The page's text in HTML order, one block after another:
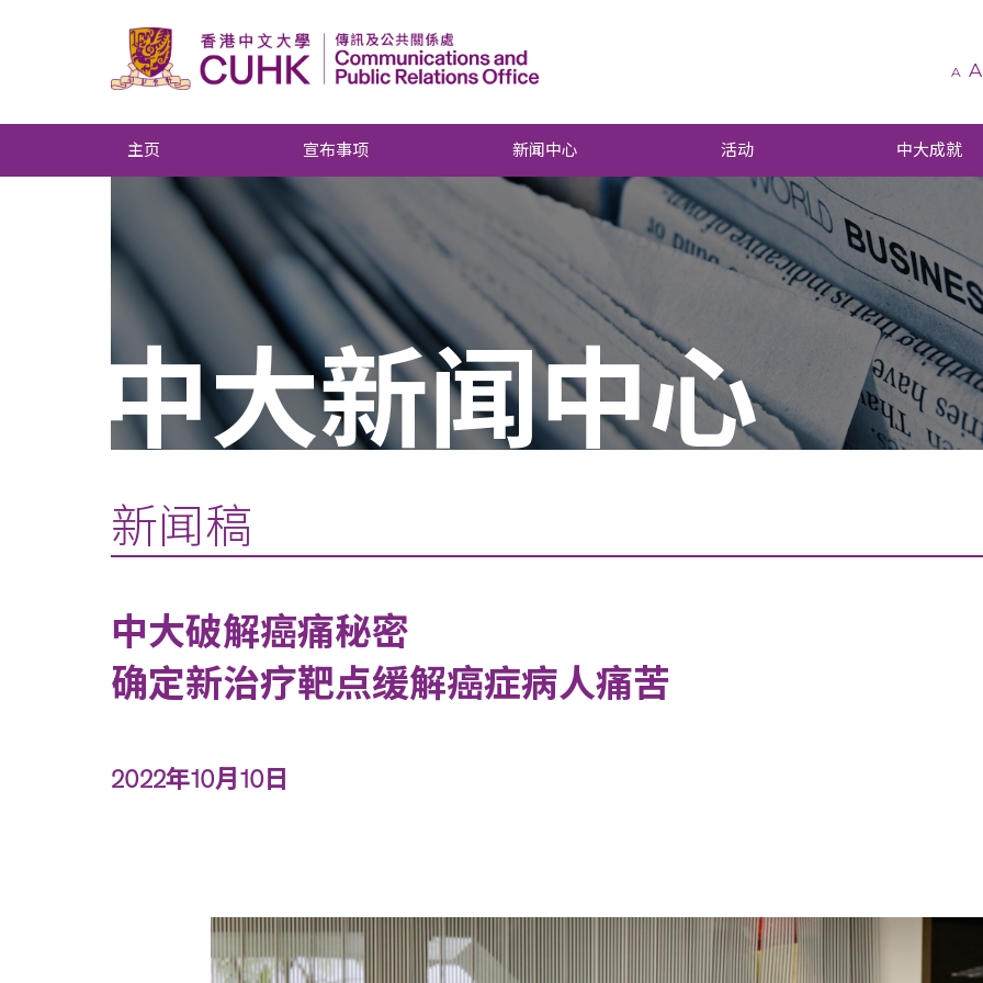
A A
主页 宣布事项 新闻中心 活动 中大成就
中大新闻中心
新闻稿
中大破解癌痛秘密
确定新治疗靶点缓解癌症病人痛苦
2022年10月10日